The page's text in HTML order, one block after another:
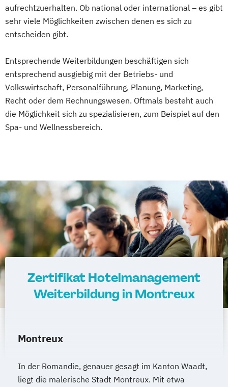
aufrechtzuerhalten. Ob national oder international – es gibt
sehr viele Möglichkeiten zwischen denen es sich zu
entscheiden gibt.
Entsprechende Weiterbildungen beschäftigen sich
entsprechend ausgiebig mit der Betriebs- und
Volkswirtschaft, Personalführung, Planung, Marketing,
Recht oder dem Rechnungswesen. Oftmals besteht auch
die Möglichkeit sich zu spezialisieren, zum Beispiel auf den
Spa- und Wellnessbereich.
Zertifikat Hotelmanagement
Weiterbildung in Montreux
Montreux
In der Romandie, genauer gesagt im Kanton Waadt,
liegt die malerische Stadt Montreux. Mit etwa